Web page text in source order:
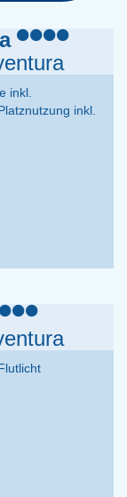
inkl.
inkl.